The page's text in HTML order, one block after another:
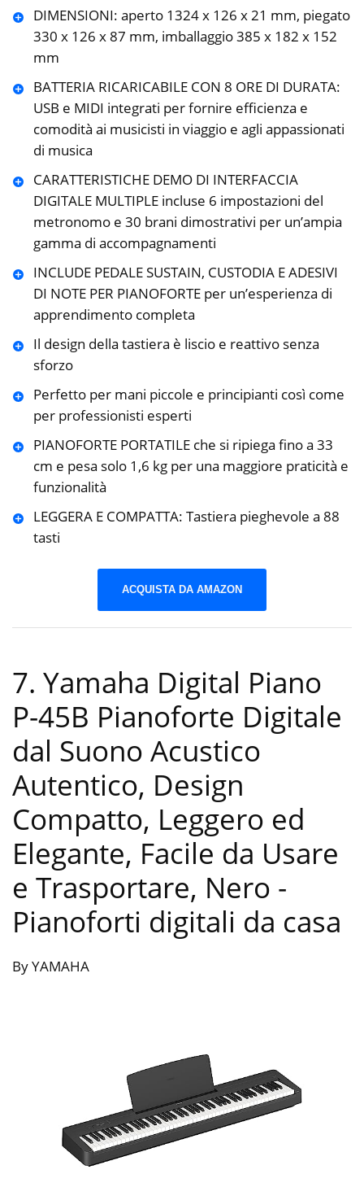
DIMENSIONI: aperto 1324 x 126 x 21 mm, piegato
330 x 126 x 87 mm, imballaggio 385 x 182 x 152
mm
BATTERIA RICARICABILE CON 8 ORE DI DURATA:
USB e MIDI integrati per fornire efficienza e
comodità ai musicisti in viaggio e agli appassionati
di musica
CARATTERISTICHE DEMO DI INTERFACCIA
DIGITALE MULTIPLE incluse 6 impostazioni del
metronomo e 30 brani dimostrativi per un’ampia
gamma di accompagnamenti
INCLUDE PEDALE SUSTAIN, CUSTODIA E ADESIVI
DI NOTE PER PIANOFORTE per un’esperienza di
apprendimento completa
Il design della tastiera è liscio e reattivo senza
sforzo
Perfetto per mani piccole e principianti così come
per professionisti esperti
PIANOFORTE PORTATILE che si ripiega fino a 33
cm e pesa solo 1,6 kg per una maggiore praticità e
funzionalità
LEGGERA E COMPATTA: Tastiera pieghevole a 88
tasti
ACQUISTA DA AMAZON
7. Yamaha Digital Piano
P-45B Pianoforte Digitale
dal Suono Acustico
Autentico, Design
Compatto, Leggero ed
Elegante, Facile da Usare
e Trasportare, Nero -
Pianoforti digitali da casa
By YAMAHA